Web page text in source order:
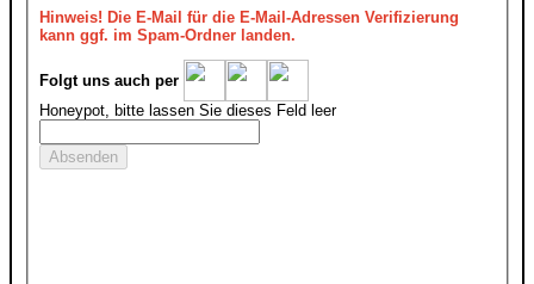
Hinweis! Die E-Mail für die E-Mail-Adressen Verifizierung
kann ggf. im Spam-Ordner landen.
Folgt uns auch per
Honeypot, bitte lassen Sie dieses Feld leer